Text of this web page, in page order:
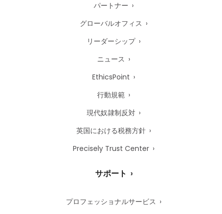
パートナー
グローバルオフィス
リーダーシップ
ニュース
EthicsPoint
行動規範
現代奴隷制反対
英国における税務方針
Precisely Trust Center
サポート
プロフェッショナルサービス